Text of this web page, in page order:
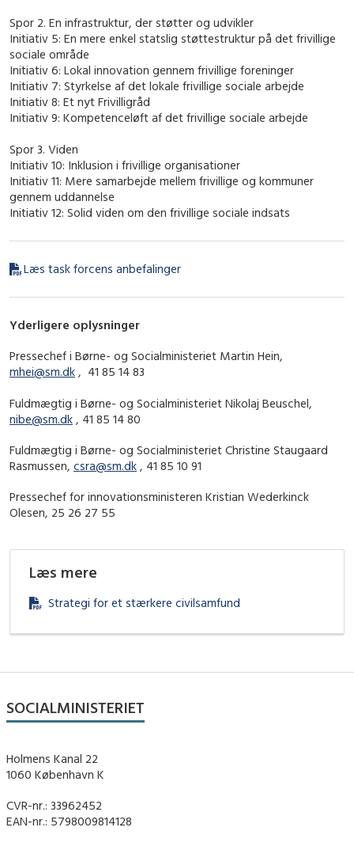
Spor 2. En infrastruktur, der støtter og udvikler
Initiativ 5: En mere enkel statslig støttestruktur på det frivillige
sociale område
Initiativ 6: Lokal innovation gennem frivillige foreninger
Initiativ 7: Styrkelse af det lokale frivillige sociale arbejde
Initiativ 8: Et nyt Frivilligråd
Initiativ 9: Kompetenceløft af det frivillige sociale arbejde
Spor 3. Viden
Initiativ 10: Inklusion i frivillige organisationer
Initiativ 11: Mere samarbejde mellem frivillige og kommuner
gennem uddannelse
Initiativ 12: Solid viden om den frivillige sociale indsats
Læs task forcens anbefalinger
Yderligere oplysninger
Pressechef i Børne- og Socialministeriet Martin Hein,
mhei@sm.dk , 41 85 14 83
Fuldmægtig i Børne- og Socialministeriet Nikolaj Beuschel,
nibe@sm.dk , 41 85 14 80
Fuldmægtig i Børne- og Socialministeriet Christine Staugaard
Rasmussen, csra@sm.dk , 41 85 10 91
Pressechef for innovationsministeren Kristian Wederkinck
Olesen, 25 26 27 55
Læs mere
Strategi for et stærkere civilsamfund
SOCIALMINISTERIET
Holmens Kanal 22
1060 København K
CVR-nr.: 33962452
EAN-nr.: 5798009814128